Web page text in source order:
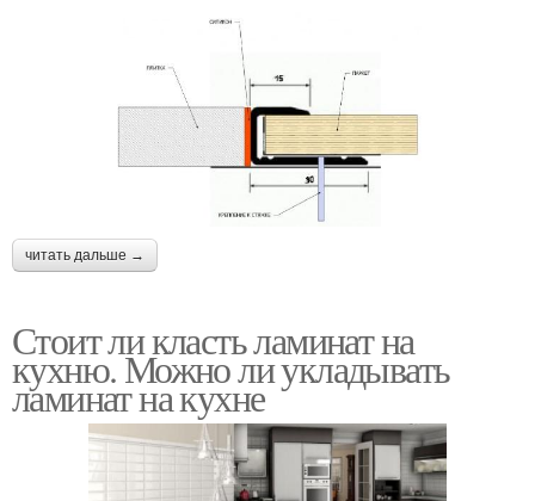
читать дальше →
Стоит ли класть ламинат на
кухню. Можно ли укладывать
ламинат на кухне